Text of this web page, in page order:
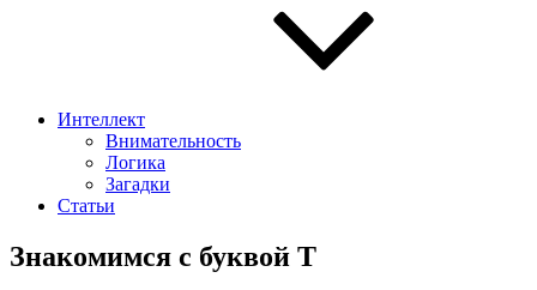
Интеллект
Внимательность
Логика
Загадки
Статьи
Знакомимся с буквой Т